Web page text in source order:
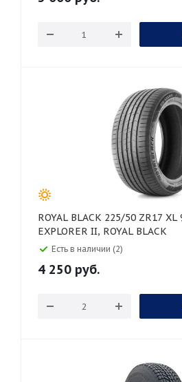
ROYAL BLACK 225/50 ZR17 XL 98Y ROYAL
EXPLORER II, ROYAL BLACK
Есть в наличии (2)
4 250 руб.